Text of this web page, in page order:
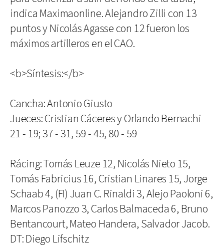
indica Maximaonline. Alejandro Zilli con 13
puntos y Nicolás Agasse con 12 fueron los
máximos artilleros en el CAO.
<b>Síntesis:</b>
Cancha: Antonio Giusto
Jueces: Cristian Cáceres y Orlando Bernachi
21 - 19; 37 - 31, 59 - 45, 80 - 59
Rácing: Tomás Leuze 12, Nicolás Nieto 15,
Tomás Fabricius 16, Cristian Linares 15, Jorge
Schaab 4, (FI) Juan C. Rinaldi 3, Alejo Paoloni 6,
Marcos Panozzo 3, Carlos Balmaceda 6, Bruno
Bentancourt, Mateo Handera, Salvador Jacob.
DT: Diego Lifschitz